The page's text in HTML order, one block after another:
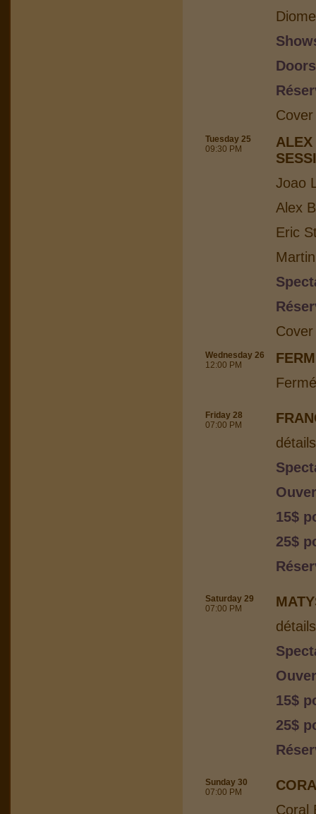
Tuesday 25
09:30 PM
Joao
Alex
Eric
Wednesday 26
12:00 PM
Friday 28
07:00 PM
15$
25$
Saturday 29
07:00 PM
15$
25$
Sunday 30
07:00 PM
Coral